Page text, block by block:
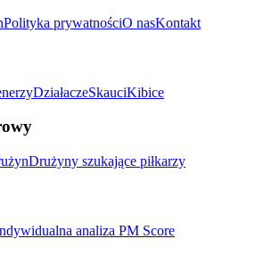
Polityka prywatnościO nasKontakt
DziałaczeSkauciKibice
Drużyny szukające piłkarzy
analiza PM Score